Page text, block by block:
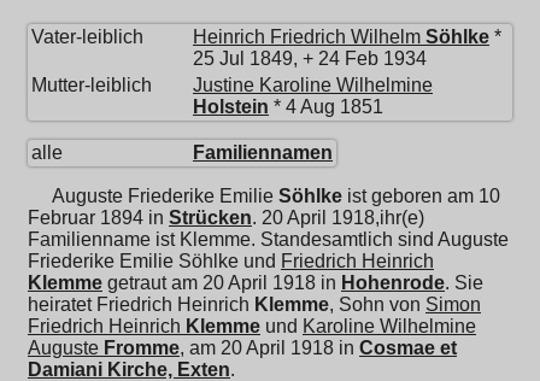
Vater-leiblich Heinrich Friedrich Wilhelm Söhlke *
25 Jul 1849, + 24 Feb 1934
Mutter-leiblich
Justine Karoline Wilhelmine
Holstein * 4 Aug 1851
alle Familiennamen
Auguste Friederike Emilie Söhlke ist geboren am 10
Februar 1894 in Strücken. 20 April 1918,ihr(e)
Familienname ist Klemme. Standesamtlich sind Auguste
Friederike Emilie Söhlke und Friedrich Heinrich
Klemme getraut am 20 April 1918 in Hohenrode. Sie
heiratet Friedrich Heinrich Klemme, Sohn von Simon
Friedrich Heinrich Klemme und Karoline Wilhelmine
Auguste Fromme, am 20 April 1918 in Cosmae et
Damiani Kirche, Exten.